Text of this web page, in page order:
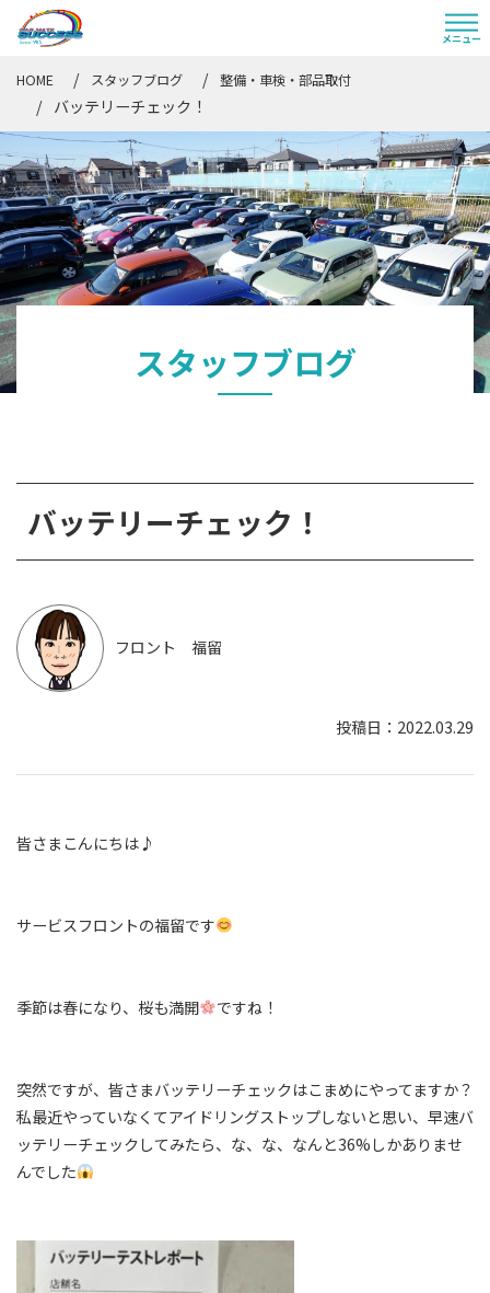
HOME スタッフブログ 整備・車検・部品取付
バッテリーチェック！
スタッフブログ
バッテリーチェック！
フロント 福留
2022.03.29
皆さまこんにちは♪
サービスフロントの福留です
季節は春になり、桜も満開 ですね！
突然ですが、皆さまバッテリーチェックはこまめにやってますか？
私最近やっていなくてアイドリングストップしないと思い、早速バ
ッテリーチェックしてみたら、な、な、なんと36%しかありませ
んでした